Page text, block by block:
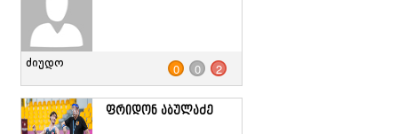
ძიუდო 0 0 2
ფრიდონ აბულაძე